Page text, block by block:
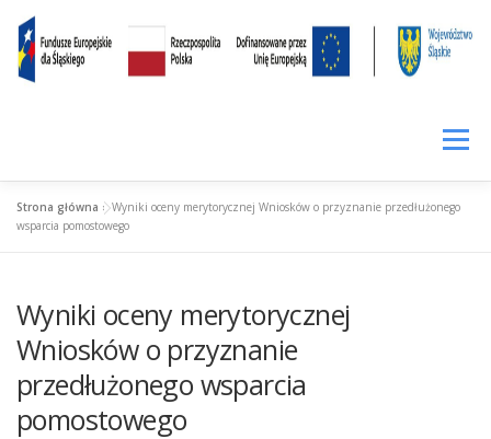
treści
treści
Menu
SIŁA KOMPETENCJI
WYNAJEM PROWADZENIE FACEBOOKA
WIRTUALNE BIURO FUNDUSZ POŻYCZKOWY
Strona główna »Wyniki oceny merytorycznej Wniosków o przyznanie przedłużonego
wsparcia pomostowego
Wyniki oceny merytorycznej
Wniosków o przyznanie
przedłużonego wsparcia
pomostowego